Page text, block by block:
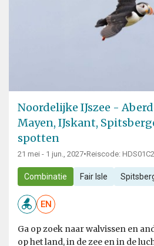
Noordelijke IJszee -
Mayen, IJskant,
spotten
21 mei - 1 jun., 2027•Reiscode:
Combinatie Fair Isle
EN
Ga op zoek naar walvissen en
op het land, in de zee en in de